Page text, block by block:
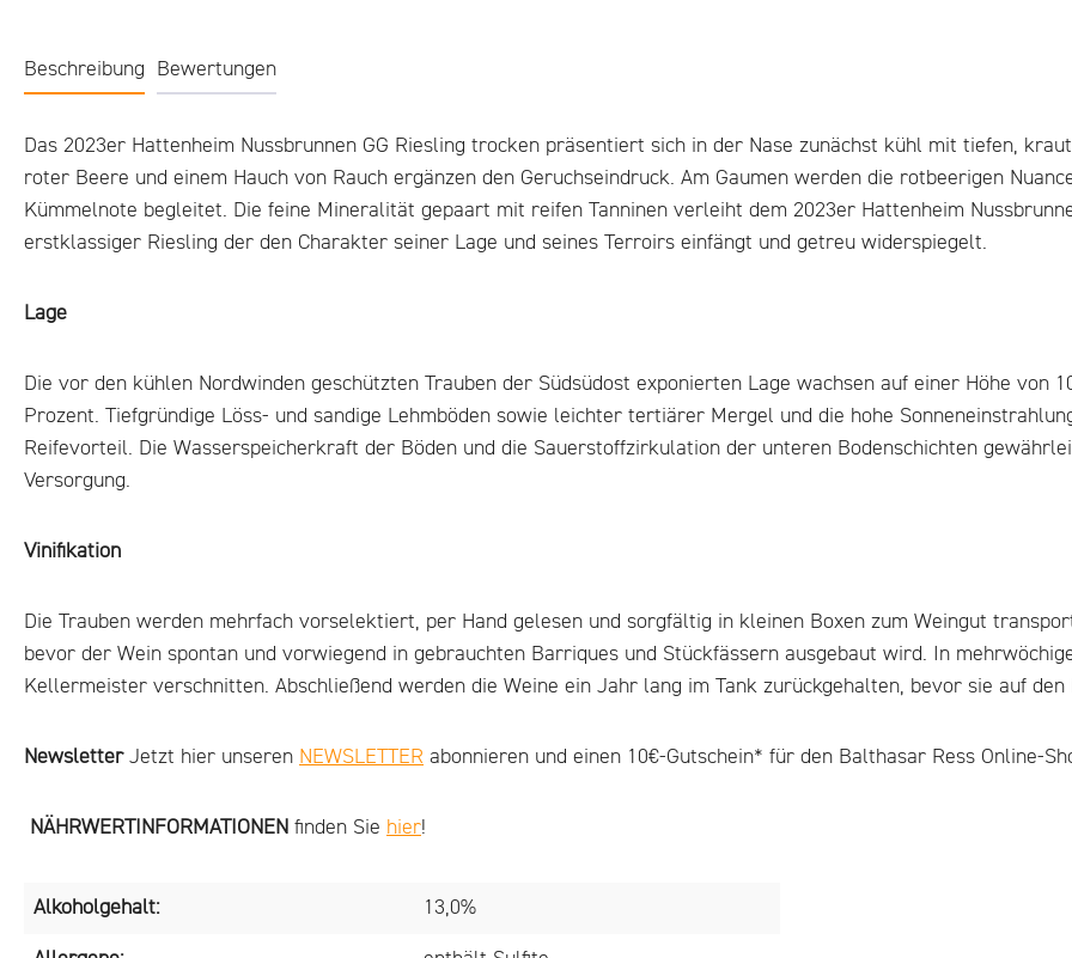
Beschreibung Bewertungen
Das 2023er Hattenheim Nussbrunnen GG Riesling trocken präsentiert sich in der Nase zunächst kühl mit tiefen,
roter Beere und einem Hauch von Rauch ergänzen den Geruchseindruck. Am Gaumen werden die rotbeerigen
Kümmelnote begleitet. Die feine Mineralität gepaart mit reifen Tanninen verleiht dem 2023er Hattenheim
erstklassiger Riesling der den Charakter seiner Lage und seines Terroirs einfängt und getreu widerspiegelt.
Lage
Die vor den kühlen Nordwinden geschützten Trauben der Südsüdost exponierten Lage wachsen auf einer Höhe von
Prozent. Tiefgründige Löss- und sandige Lehmböden sowie leichter tertiärer Mergel und die hohe
Reifevorteil. Die Wasserspeicherkraft der Böden und die Sauerstoffzirkulation der unteren Bodenschichten
Versorgung.
Vinifikation
Die Trauben werden mehrfach vorselektiert, per Hand gelesen und sorgfältig in kleinen Boxen zum Weingut
bevor der Wein spontan und vorwiegend in gebrauchten Barriques und Stückfässern ausgebaut wird. In
Kellermeister verschnitten. Abschließend werden die Weine ein Jahr lang im Tank zurückgehalten, bevor sie auf den
Newsletter Jetzt hier unseren NEWSLETTER abonnieren und einen 10€-Gutschein* für den Balthasar Ress Online-
NÄHRWERTINFORMATIONEN finden Sie hier!
Alkoholgehalt: 13,0%